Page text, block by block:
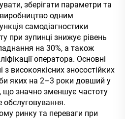
зберігати параметри та
одним
самодіагностики
при зупинці знижує рівень
на 30%, а також
оператора. Основні
високоякісних зносостійких
яких на 2–3 роки довший у
що значно зменшує частоту
ринку та переваги при